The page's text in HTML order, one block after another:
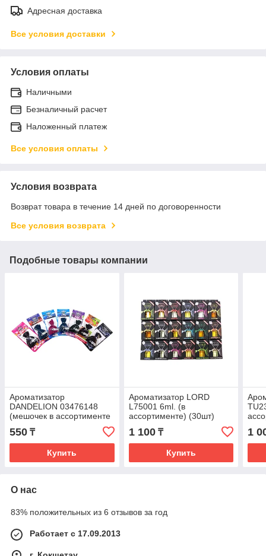
Адресная доставка
Все условия доставки
Условия оплаты
Наличными
Безналичный расчет
Наложенный платеж
Все условия оплаты
Условия возврата
Возврат товара в течение 14 дней по договоренности
Все условия возврата
Подобные товары компании
Ароматизатор
DANDELION 03476148
(мешочек в ассортименте
25шт.)
550 ₸
Купить
Ароматизатор LORD
L75001 6ml. (в
ассортименте) (30шт)
1 100₸
Купить
1
О нас
83% положительных из 6 отзывов за год
Работает с 17.09.2013